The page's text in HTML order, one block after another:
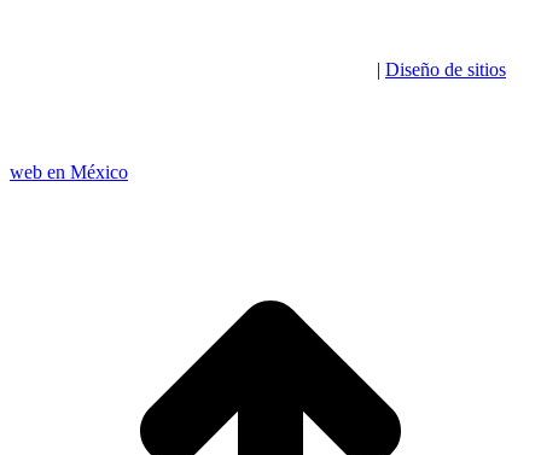
| Diseño de sitios
web en México